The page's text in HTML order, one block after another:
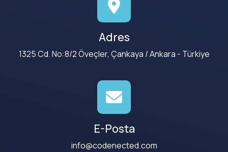
Adres
1325 Cd. No:8/2 Öveçler, Çankaya / Ankara - Türkiye
E-Posta
info@codenected.com